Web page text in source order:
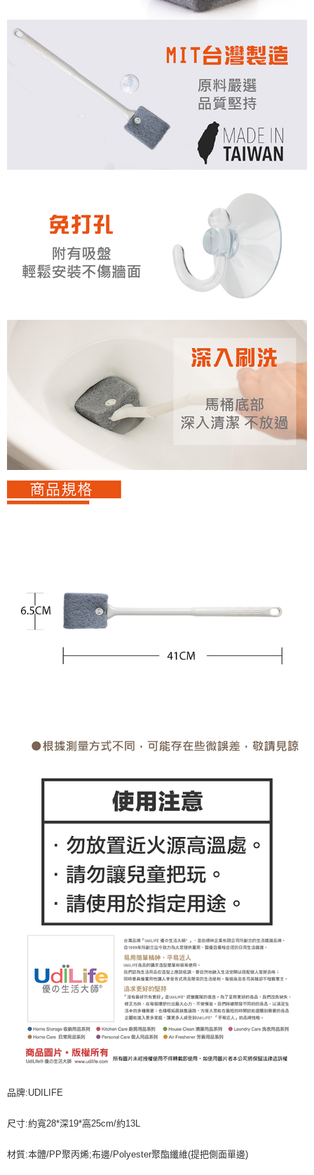
品牌:UDILIFE
尺寸:約寬28*深19*高25cm/約13L
材質:本體/PP聚丙烯;布邊/Polyester聚酯纖維(提把側面單邊)